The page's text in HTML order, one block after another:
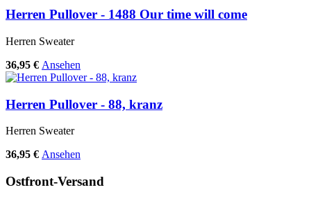
Herren Pullover - 1488 Our time will come
Herren Sweater
36,95 € Ansehen
Herren Pullover - 88, kranz
Herren Sweater
36,95 € Ansehen
Ostfront-Versand